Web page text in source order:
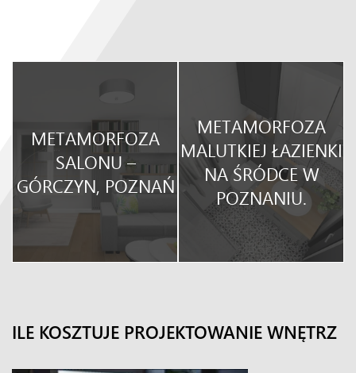
METAMORFOZA
SALONU –
GÓRCZYN, POZNAŃ
METAMORFOZA
MALUTKIEJ ŁAZIENKI
NA ŚRÓDCE W
POZNANIU.
ILE KOSZTUJE PROJEKTOWANIE WNĘTRZ